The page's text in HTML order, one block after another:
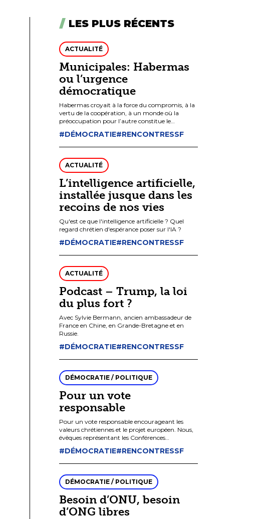
LES PLUS RÉCENTS
ACTUALITÉ
Municipales: Habermas
ou l’urgence
démocratique
Habermas croyait à la force du compromis, à la
vertu de la coopération, à un monde où la
préoccupation pour l’autre constitue le
commandement suprême.
#DÉMOCRATIE#RENCONTRESSF
ACTUALITÉ
L’intelligence artificielle,
installée jusque dans les
recoins de nos vies
Qu'est ce que l'intelligence artificielle ? Quel
regard chrétien d'espérance poser sur l'IA ?
#DÉMOCRATIE#RENCONTRESSF
ACTUALITÉ
Podcast – Trump, la loi
du plus fort ?
Avec Sylvie Bermann, ancien ambassadeur de
France en Chine, en Grande-Bretagne et en
Russie.
#DÉMOCRATIE#RENCONTRESSF
DÉMOCRATIE / POLITIQUE
Pour un vote
responsable
Pour un vote responsable encourageant les
valeurs chrétiennes et le projet européen. Nous,
évêques représentant les Conférences
épiscopales de l’Union européenne, appelons
tous les citoyens, en particulier les catholiques, à
#DÉMOCRATIE#RENCONTRESSF
DÉMOCRATIE / POLITIQUE
Besoin d’ONU, besoin
d’ONG libres